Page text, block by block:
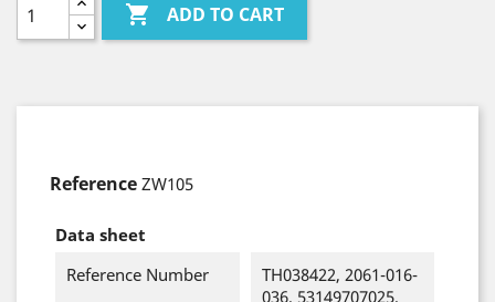
 ADD TO CART
Reference ZW105
Data sheet
Reference Number
TH038422, 2061-016-
036, 53149707025,